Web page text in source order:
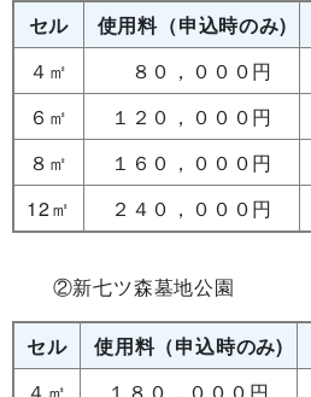
セル 使用料（申込時のみ)
４㎡
８０，０００円
６㎡
１２０，０００円
８㎡
１６０，０００円
12㎡
２４０，０００円
②新七ツ森墓地公園
セル 使用料（申込時のみ)